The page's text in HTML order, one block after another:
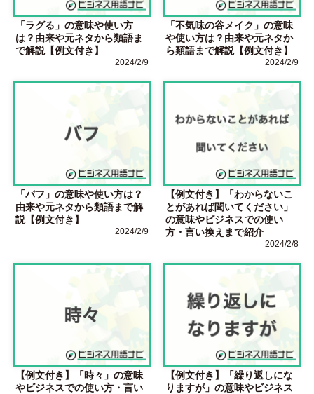
「ラグる」の意味や使い方
は？由来や元ネタから類語ま
で解説【例文付き】
2024/2/9
「不気味の谷メイク」の意味
や使い方は？由来や元ネタか
ら類語まで解説【例文付き】
2024/2/9
「バフ」の意味や使い方は？
由来や元ネタから類語まで解
説【例文付き】
2024/2/9
【例文付き】「わからないこ
とがあれば聞いてください」
の意味やビジネスでの使い
方・言い換えまで紹介
2024/2/8
【例文付き】「時々」の意味
やビジネスでの使い方・言い
【例文付き】「繰り返しにな
りますが」の意味やビジネス